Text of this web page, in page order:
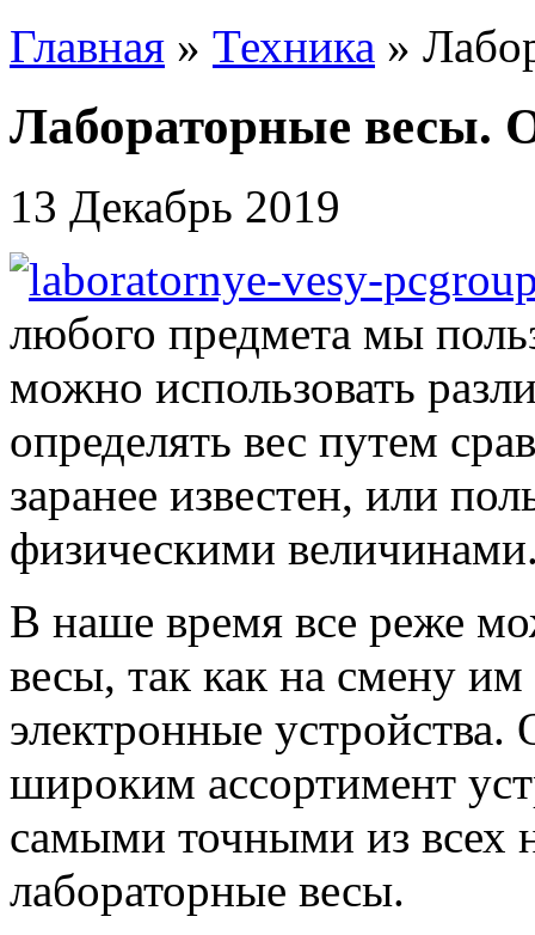
Главная » Техника »
Лабораторные весы.
13 Декабрь 2019
любого предмета мы
можно использовать
определять вес путем
заранее известен, или
физическими
В наше время все реже
весы, так как на смену
электронные
широким ассортимент
самыми точными из всех
лабораторные весы.